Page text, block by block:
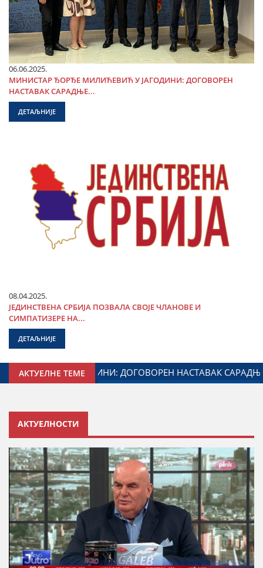
06.06.2025.
МИНИСТАР ЂОРЂЕ МИЛИЋЕВИЋ У ЈАГОДИНИ: ДОГОВОРЕН
НАСТАВАК САРАДЊЕ...
ДЕТАЉНИЈЕ
08.04.2025.
ЈЕДИНСТВЕНА СРБИЈА ПОЗВАЛА СВОЈЕ ЧЛАНОВЕ И
СИМПАТИЗЕРЕ НА...
ДЕТАЉНИЈЕ
АКТУЕЛНЕ ТЕМЕЗА ОДНОСЕ СА ДИЈАСПОРОМ ДАЛИБОР
АКТУЕЛНОСТИ